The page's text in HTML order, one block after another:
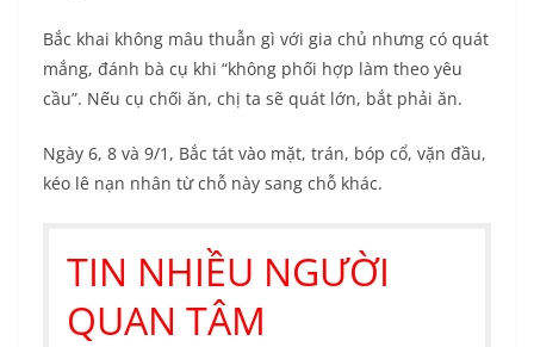
Bắc khai không mâu thuẫn gì với gia chủ nhưng có quát
mắng, đánh bà cụ khi “không phối hợp làm theo yêu
cầu”. Nếu cụ chối ăn, chị ta sẽ quát lớn, bắt phải ăn.
Ngày 6, 8 và 9/1, Bắc tát vào mặt, trán, bóp cổ, vặn đầu,
kéo lê nạn nhân từ chỗ này sang chỗ khác.
TIN NHIỀU NGƯỜI
QUAN TÂM